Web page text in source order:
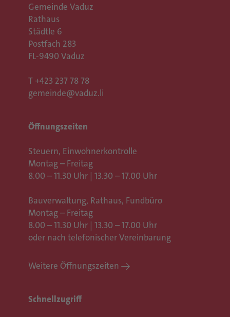
Gemeinde Vaduz
Rathaus
Städtle 6
Postfach 283
FL-9490 Vaduz
T +423 237 78 78
gemeinde@vaduz.li
Öffnungszeiten
Steuern, Einwohnerkontrolle
Montag – Freitag
8.00 – 11.30 Uhr | 13.30 – 17.00 Uhr
Bauverwaltung, Rathaus, Fundbüro
Montag – Freitag
8.00 – 11.30 Uhr | 13.30 – 17.00 Uhr
oder nach telefonischer Vereinbarung
Weitere Öffnungszeiten
Schnellzugriff